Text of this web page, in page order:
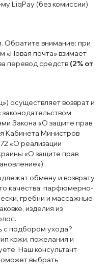
LiqPay (без комиссии)
Обратите внимание: при
«Новая почта» взимает
перевод средств (2% от
осуществляет возврат и
Закона «О защите прав
Кабинета Министров
«О реализации
«О защите прав
обмену и возврату
качества: парфюмерно-
гребни и массажные
изделия из
с подбором ухода?
кожи, пожелания и
Наш консультант
выбрать